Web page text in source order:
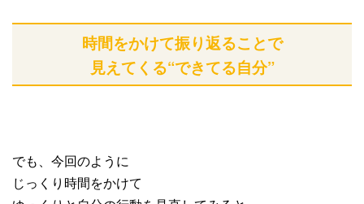
時間をかけて振り返ることで
見えてくる“できてる自分”
でも、今回のように
じっくり時間をかけて